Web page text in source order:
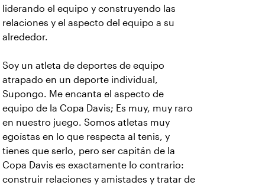
liderando el equipo y construyendo las
relaciones y el aspecto del equipo a su
alrededor.
Soy un atleta de deportes de equipo
atrapado en un deporte individual,
Supongo. Me encanta el aspecto de
equipo de la Copa Davis; Es muy, muy raro
en nuestro juego. Somos atletas muy
egoístas en lo que respecta al tenis, y
tienes que serlo, pero ser capitán de la
Copa Davis es exactamente lo contrario:
construir relaciones y amistades y tratar de